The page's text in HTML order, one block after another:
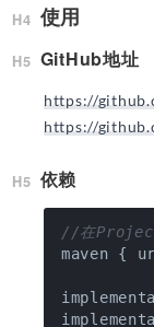
使用
GitHub地址
https://
https://
依赖
//在Project
maven {